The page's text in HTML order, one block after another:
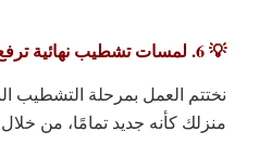
💡 6. لمسات تشطيب نهائية ترفع قيمة منزلك
نختتم العمل بمرحلة التشطيب
منزلك كأنه جديد تمامًا، من